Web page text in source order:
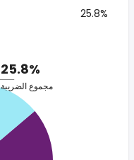
25.8%
25.8%
مجموع الضريبة